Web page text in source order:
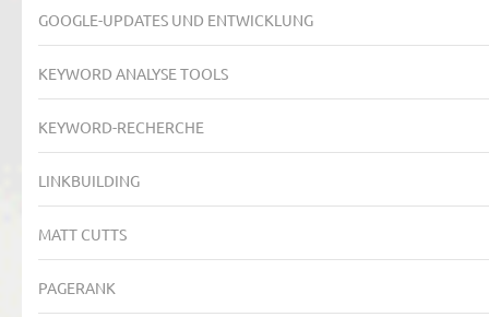
GOOGLE-UPDATES UND ENTWICKLUNG
KEYWORD ANALYSE TOOLS
KEYWORD-RECHERCHE
LINKBUILDING
MATT CUTTS
PAGERANK